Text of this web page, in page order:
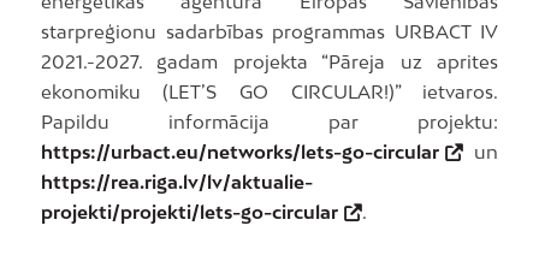
starpreģionu sadarbības programmas URBACT IV
2021.-2027. gadam projekta “Pāreja uz aprites
ekonomiku (LET’S GO CIRCULAR!)” ietvaros.
Papildu informācija par projektu:
https://urbact.eu/networks/lets-go-circular
un
https://rea.riga.lv/lv/aktualie-
projekti/projekti/lets-go-circular
.